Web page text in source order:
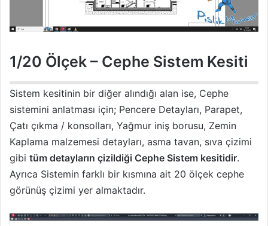
1/20 Ölçek – Cephe Sistem Kesiti
Sistem kesitinin bir diğer alındığı alan ise, Cephe
sistemini anlatması için; Pencere Detayları, Parapet,
Çatı çıkma / konsolları, Yağmur iniş borusu, Zemin
Kaplama malzemesi detayları, asma tavan, sıva çizimi
gibi tüm detayların çizildiği Cephe Sistem kesitidir.
Ayrıca Sistemin farklı bir kısmına ait 20 ölçek cephe
görünüş çizimi yer almaktadır.